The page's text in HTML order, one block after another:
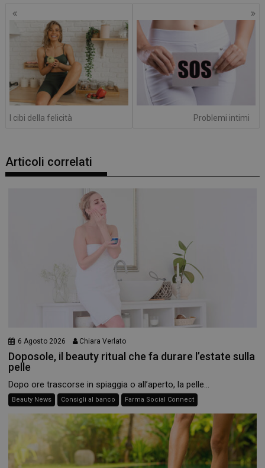
Navigazione
articoli
I cibi della felicità Problemi intimi
Articoli correlati
6 Agosto 2026 Chiara Verlato
Doposole, il beauty ritual che fa durare l’estate sulla
pelle
Dopo ore trascorse in spiaggia o all’aperto, la pelle...
Beauty News Consigli al banco Farma Social Connect